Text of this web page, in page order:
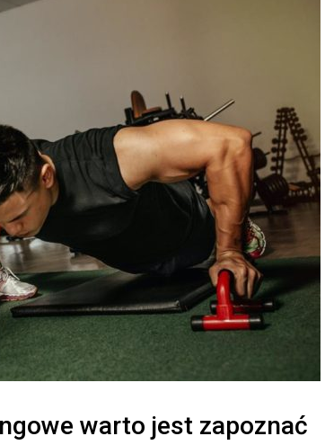
warto jest zapoznać